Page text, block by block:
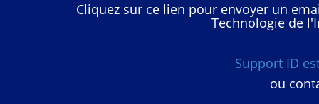
Cliquez sur ce lien pour envoyer un
Technologie de
Support ID
ou